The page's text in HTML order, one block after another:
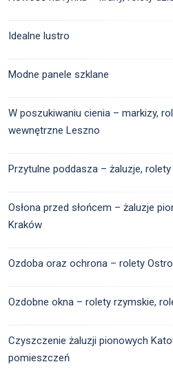
Idealne lustro
Modne panele szklane
W poszukiwaniu cienia – markizy,
wewnętrzne Leszno
Przytulne poddasza – żaluzje,
Osłona przed słońcem – żaluzje
Kraków
Ozdoba oraz ochrona – rolety
Ozdobne okna – rolety rzymskie,
Czyszczenie żaluzji pionowych
pomieszczeń